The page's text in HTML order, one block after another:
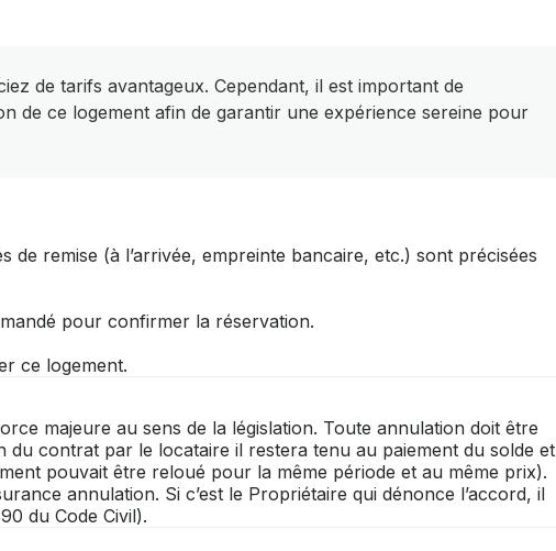
de tarifs avantageux. Cependant, il est important de
de ce logement afin de garantir une expérience sereine pour
remise (à l’arrivée, empreinte bancaire, etc.) sont précisées
pour confirmer la réservation.
ce logement.
majeure au sens de la législation. Toute annulation doit être
du contrat par le locataire il restera tenu au paiement du solde et
pouvait être reloué pour la même période et au même prix).
annulation. Si c’est le Propriétaire qui dénonce l’accord, il
du Code Civil).